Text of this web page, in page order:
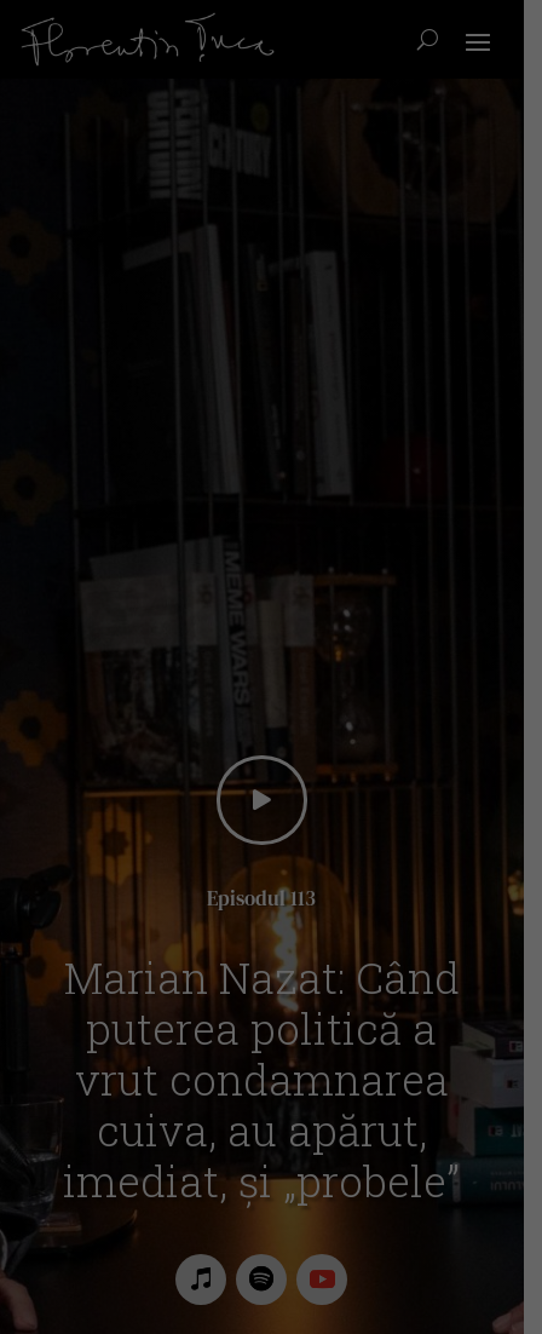
Episodul 113
Marian Nazat: Când
puterea politică a
vrut condamnarea
cuiva, au apărut,
imediat, și „probele”